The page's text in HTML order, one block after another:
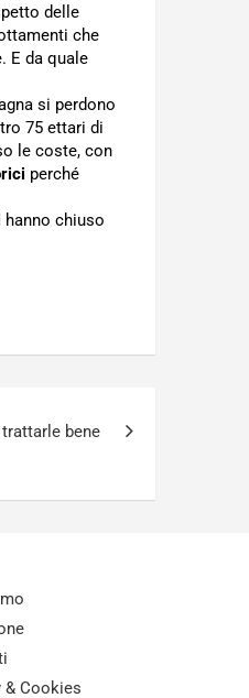
delle
che
E da quale
si perdono
75 ettari di
le coste, con
perché
hanno chiuso
bene
& Cookies